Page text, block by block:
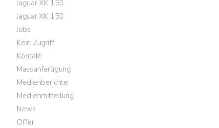
Jaguar XK 150
Jaguar XK 150
Jobs
Kein Zugriff
Kontakt
Massanfertigung
Medienberichte
Medienmitteilung
News
Offer